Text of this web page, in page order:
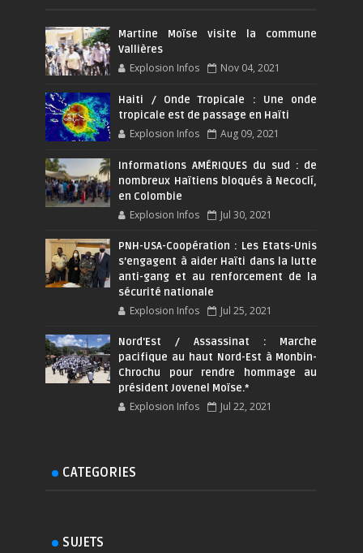
Martine Moïse visite la commune
Vallières
Explosion Infos Nov 04, 2021
Haiti / Onde Tropicale : Une onde
tropicale est de passage en Haïti
Explosion Infos Aug 09, 2021
Informations AMÉRIQUES du sud : de
nombreux Haïtiens bloqués à Necoclí,
en Colombie
Explosion Infos Jul 30, 2021
PNH-USA-Coopération : Les Etats-Unis
s’engagent à aider Haïti dans la lutte
anti-gang et au renforcement de la
sécurité nationale
Explosion Infos Jul 25, 2021
Nord'Est / Assassinat : Marche
pacifique au haut Nord-Est à Monbin-
Chrochu pour rendre hommage au
président Jovenel Moïse.*
Explosion Infos Jul 22, 2021
CATEGORIES
SUJETS